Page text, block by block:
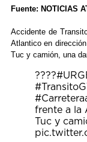
Fuente: NOTICIAS
Accidente de
Atlantico en
Tuc y camión, una
????
frente a la
Tuc y